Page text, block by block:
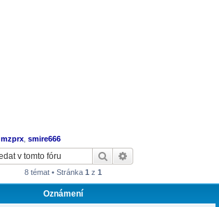
mzprx smire666
Hledat
8 témat • Stránka 1 z 1
Oznámení